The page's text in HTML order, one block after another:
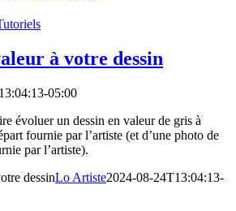
à votre dessin
05:00
évoluer un dessin en valeur de gris à
fournie par l’artiste (et d’une photo de
par l’artiste).
dessinLo Artiste2024-08-24T13:04:13-